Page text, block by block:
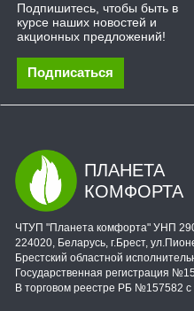
Подпишитесь, чтобы быть в
курсе наших новостей и
акционных предложений!
Подписаться
ПЛАНЕТА
КОМФОРТА
ЧТУП "Планета комфорта" УНП
224020, Беларусь, г.Брест,
Брестский областной
Государственная регистрация
В торговом реестре РБ №157582 с